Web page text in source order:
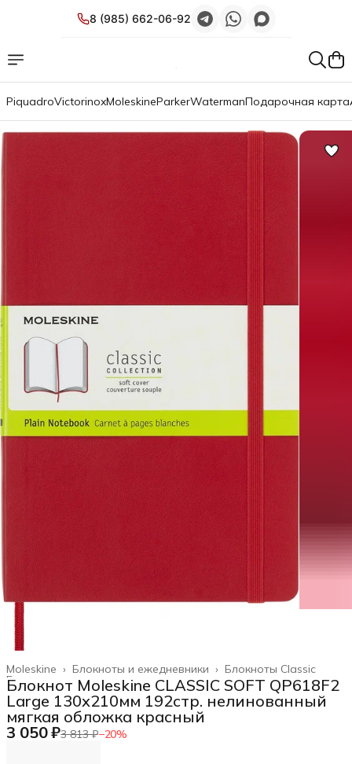
8 (985) 662-06-92
PiquadroVictorinoxMoleskineParkerWatermanПодарочная карта
Блокноты Classic
Блокноты и ежедневники ›
Moleskine ›
Главная ›
Блокнот Moleskine CLASSIC SOFT QP618F2
Large 130х210мм 192стр. нелинованный
мягкая обложка красный
3 050 ₽3 813 ₽−20%